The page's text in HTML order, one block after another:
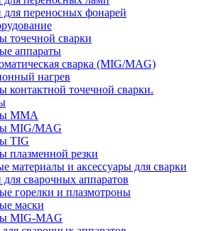
для переносных фонарей
точечной сварки
аппараты
сварка (MIG/MAG)
нагрев
контактной точечной сварки.
MMA
MIG/MAG
TIG
плазменной резки
материалы и аксессуары для сварки
для сварочных аппаратов
горелки и плазмотроны
маски
MIG-MAG